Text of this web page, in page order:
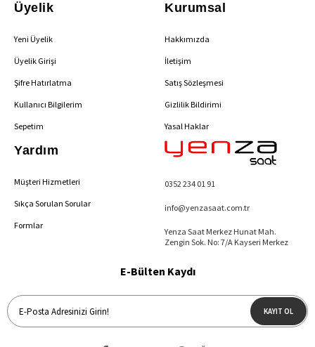
Üyelik
Yeni Üyelik
Üyelik Girişi
Şifre Hatırlatma
Kullanıcı Bilgilerim
Sepetim
Kurumsal
Hakkımızda
İletişim
Satış Sözleşmesi
Gizlilik Bildirimi
Yasal Haklar
Yardım
Müşteri Hizmetleri
Sıkça Sorulan Sorular
Formlar
0352 234 01 91
info@yenzasaat.com.tr
Yenza Saat Merkez Hunat Mah.
Zengin Sok. No: 7/A Kayseri Merkez
E-Bülten Kaydı
KAYIT OL